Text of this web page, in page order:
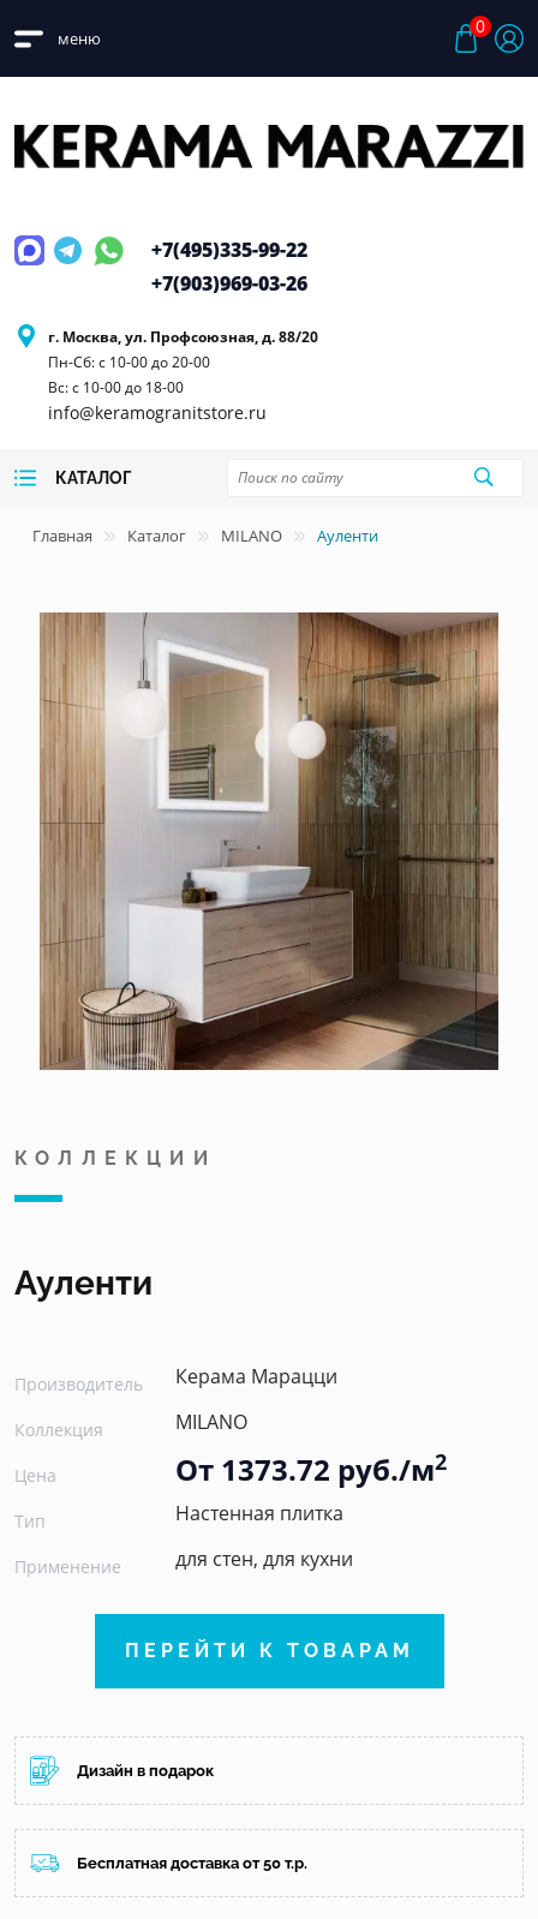
меню
0
г. Москва, ул. Профсоюзная, д. 88/20
Пн-Сб: с 10-00 до 20-00
Вс: с 10-00 до 18-00
info@keramogranitstore.ru
+7(495)335-99-22
+7(903)969-03-26
КАТАЛОГ
Главная Каталог MILANO Ауленти
КОЛЛЕКЦИИ
Ауленти
Производитель Керама Марацци
Коллекция MILANO
Цена От 1373.72 руб./м2
Тип Настенная плитка
Применение для стен, для кухни
ПЕРЕЙТИ К ТОВАРАМ
Дизайн в подарок
Бесплатная доставка от 50 т.р.